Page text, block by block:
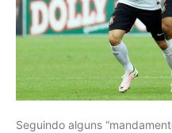
Seguindo alguns